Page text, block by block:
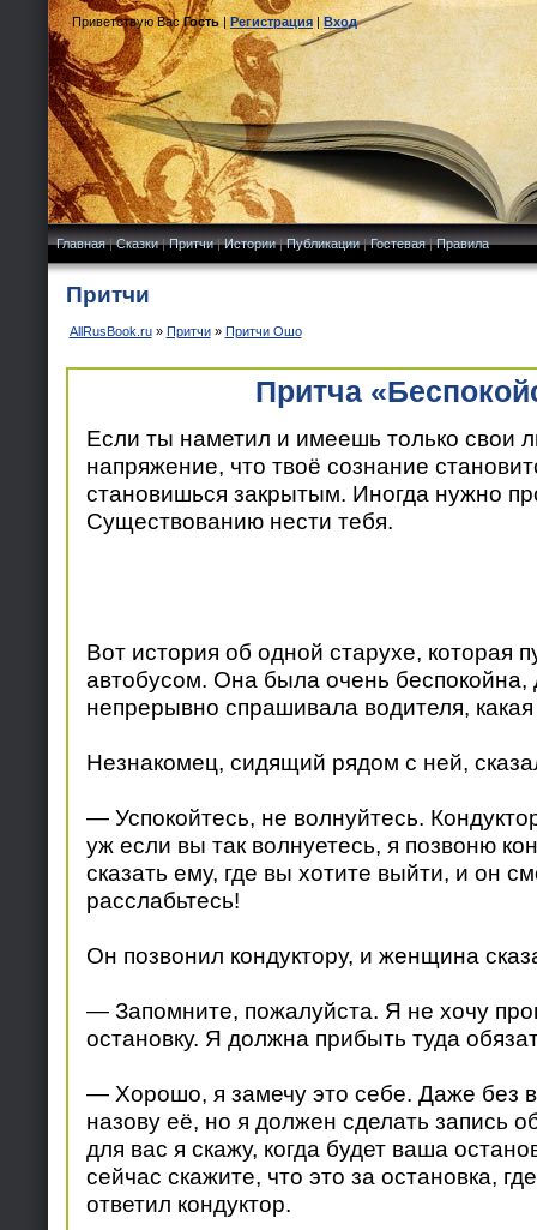
Приветствую Вас Гость|Регистрация|Вход
Главная|Сказки|Притчи|Истории|Публикации|Гостевая|Правила
Притчи
AllRusBook.ru» Притчи» Притчи Ошо
Притча
Если ты наметил и имеешь только свои
напряжение, что твоё сознание
становишься закрытым. Иногда нужно
Существованию нести тебя.
Вот история об одной старухе, которая
автобусом. Она была очень беспокойна,
непрерывно спрашивала водителя, какая
Незнакомец, сидящий рядом с ней,
— Успокойтесь, не волнуйтесь.
уж если вы так волнуетесь, я позвоню
сказать ему, где вы хотите выйти, и он
расслабьтесь!
Он позвонил кондуктору, и женщина
— Запомните, пожалуйста. Я не хочу
остановку. Я должна прибыть туда
— Хорошо, я замечу это себе. Даже без
назову её, но я должен сделать запись
для вас я скажу, когда будет ваша
сейчас скажите, что это за остановка,
ответил кондуктор.